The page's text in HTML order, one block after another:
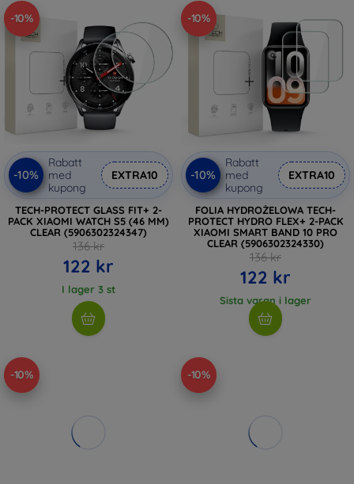
-10%
-10%
Rabatt
med
kupong
EXTRA10
TECH-PROTECT GLASS FIT+ 2-
PACK XIAOMI WATCH S5 (46 MM)
CLEAR (5906302324347)
136 kr
122 kr
I lager 3 st
-10%
-10%
Rabatt
med
kupong
EXTRA10
FOLIA HYDROŻELOWA TECH-
PROTECT HYDRO FLEX+ 2-PACK
XIAOMI SMART BAND 10 PRO
CLEAR (5906302324330)
136 kr
122 kr
Sista varan i lager
-10% -10%